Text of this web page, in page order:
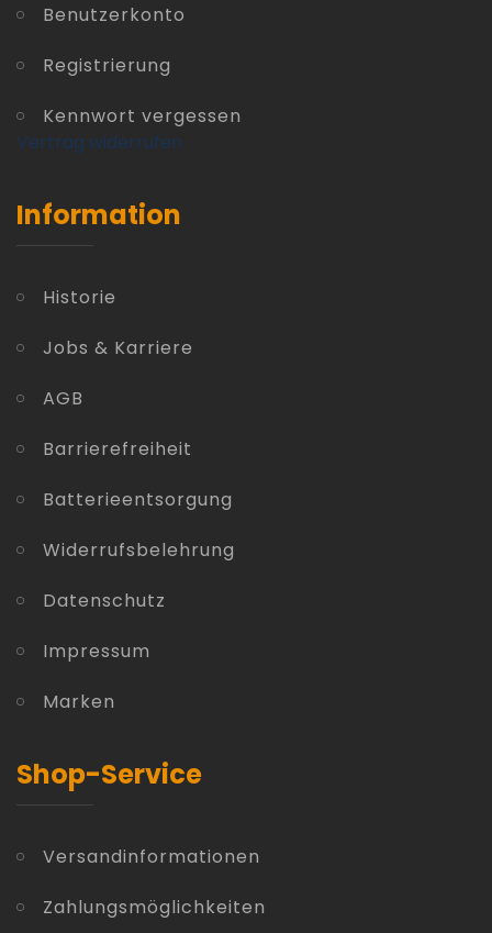
Benutzerkonto
Registrierung
Kennwort vergessen
Vertrag widerrufen
Information
Historie
Jobs & Karriere
AGB
Barrierefreiheit
Batterieentsorgung
Widerrufsbelehrung
Datenschutz
Impressum
Marken
Shop-Service
Versandinformationen
Zahlungsmöglichkeiten